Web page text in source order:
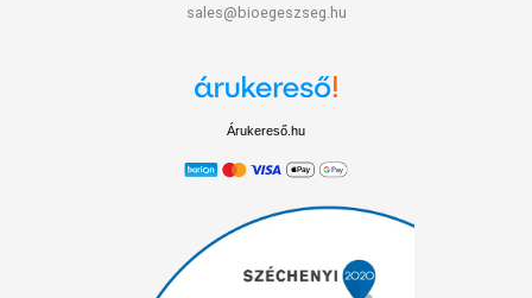
sales@bioegeszseg.hu
Árukereső.hu